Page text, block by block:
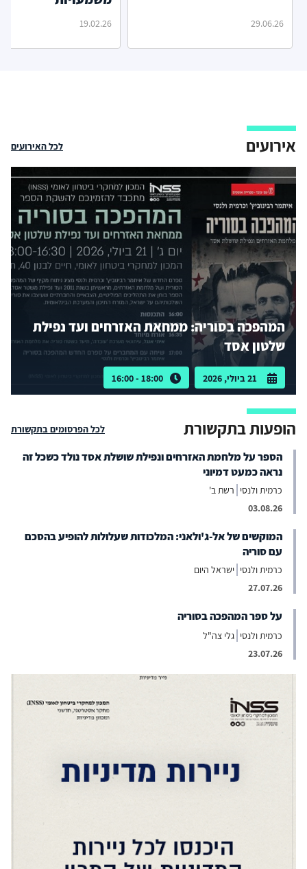
29.06.26
19.02.26
אירועים לכל האירועים
המהפכה בסוריה: ממחאת האזרחים ועד נפילת
שלטון אסד
18:00 - 16:00
הופעות בתקשורת לכל הפרסומים בתקשורת
הספר על מלחמת האזרחים ונפילת שושלת אסד נולד כשכל זה
נראה כמעט דמיוני
כרמית ולנסי רשת ב'
03.08.26
המוקשים של אל-ג'ולאני: המלכודות שעלולות להופיע בהסכם
עם סוריה
כרמית ולנסי ישראל היום
27.07.26
על ספר המהפכה בסוריה
כרמית ולנסי גלי צה"ל
23.07.26